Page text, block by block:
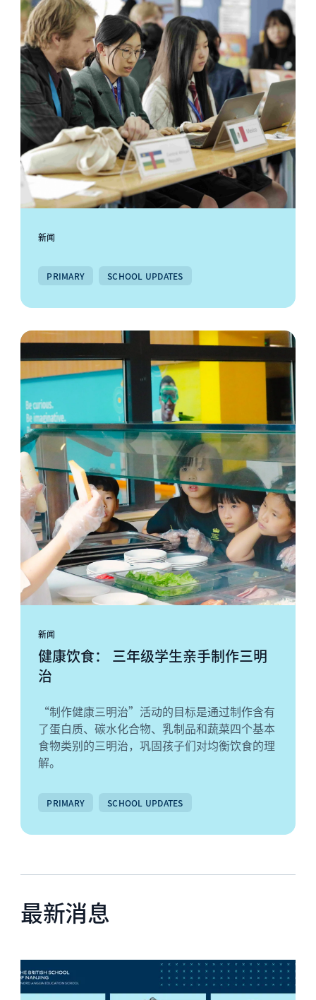
新闻
PRIMARY SCHOOL UPDATES
新闻
健康饮食： 三年级学生亲手制作三明
治
“制作健康三明治”活动的目标是通过制作含有
了蛋白质、碳水化合物、乳制品和蔬菜四个基本
食物类别的三明治，巩固孩子们对均衡饮食的理
解。
PRIMARY SCHOOL UPDATES
最新消息